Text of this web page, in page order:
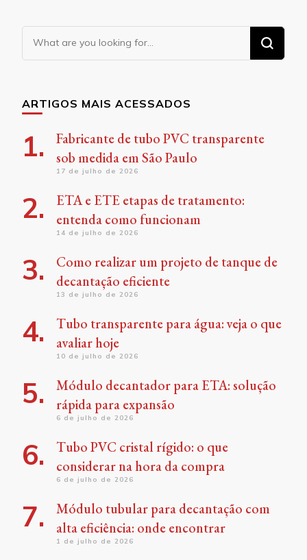
Looking
ARTIGOS MAIS ACESSADOS
Fabricante de tubo PVC transparente
sob medida em São Paulo
17 de julho de 2026
ETA e ETE etapas de tratamento:
entenda como funcionam
14 de julho de 2026
Como realizar um projeto de tanque de
decantação eficiente
13 de julho de 2026
Tubo transparente para água: veja o que
avaliar hoje
10 de julho de 2026
Módulo decantador para ETA: solução
rápida para expansão
6 de julho de 2026
Tubo PVC cristal rígido: o que
considerar na hora da compra
6 de julho de 2026
Módulo tubular para decantação com
alta eficiência: onde encontrar
1 de julho de 2026